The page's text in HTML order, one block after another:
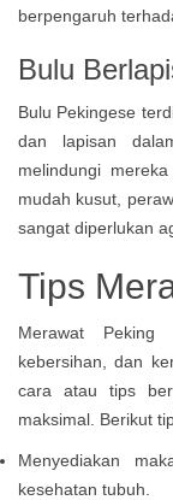
berpengaruh
Bulu
Bulu Pekingese
dan lapisan
melindungi
mudah kusut,
sangat diperlukan
Tips
Merawat Peking
kebersihan, dan
cara atau tips
maksimal. Berikut
Menyediakan
kesehatan tubuh.